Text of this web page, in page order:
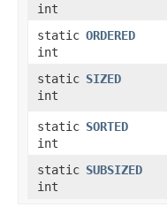
int
static
int
ORDERED
static
int
SIZED
static
int
SORTED
static
int
SUBSIZED